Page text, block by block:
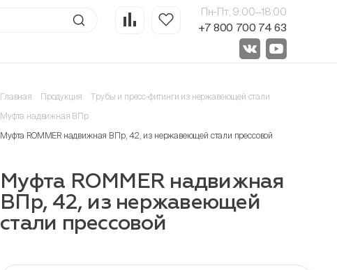
Пн-Пт, 9:00—18:00
+7 800 700 74 63
Главная Продукция Трубы и пресс-фитинги из нержавеющей стали
Муфта надвижная ВПр
Муфта ROMMER надвижная ВПр, 42, из нержавеющей стали прессовой
Муфта ROMMER надвижная
ВПр, 42, из нержавеющей
стали прессовой